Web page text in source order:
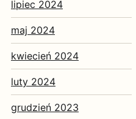
lipiec 2024
maj 2024
kwiecień 2024
luty 2024
grudzień 2023